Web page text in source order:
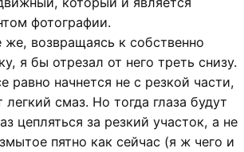
фотографии.
же, возвращаясь к собственно
я бы отрезал от него треть снизу.
равно начнется не с резкой части,
легкий смаз. Но тогда глаза будут
цепляться за резкий участок, а не
пятно как сейчас (я ж чего и